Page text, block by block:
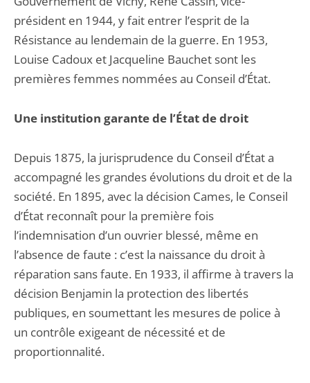
président en 1944, y fait entrer l’esprit de la
Résistance au lendemain de la guerre. En 1953,
Louise Cadoux et Jacqueline Bauchet sont les
premières femmes nommées au Conseil d’État.
Une institution garante de l’État de droit
Depuis 1875, la jurisprudence du Conseil d’État a
accompagné les grandes évolutions du droit et de la
société. En 1895, avec la décision Cames, le Conseil
d’État reconnaît pour la première fois
l’indemnisation d’un ouvrier blessé, même en
l’absence de faute : c’est la naissance du droit à
réparation sans faute. En 1933, il affirme à travers la
décision Benjamin la protection des libertés
publiques, en soumettant les mesures de police à
un contrôle exigeant de nécessité et de
proportionnalité.